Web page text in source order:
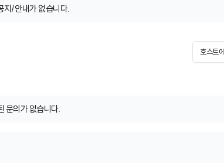
지/안내가 없습니다.
호스트
문의가 없습니다.